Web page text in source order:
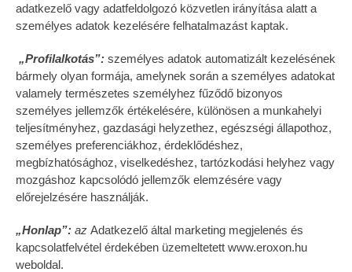
adatkezelő vagy adatfeldolgozó közvetlen irányítása alatt a
személyes adatok kezelésére felhatalmazást kaptak.
„Profilalkotás”: személyes adatok automatizált kezelésének
bármely olyan formája, amelynek során a személyes adatokat
valamely természetes személyhez fűződő bizonyos
személyes jellemzők értékelésére, különösen a munkahelyi
teljesítményhez, gazdasági helyzethez, egészségi állapothoz,
személyes preferenciákhoz, érdeklődéshez,
megbízhatósághoz, viselkedéshez, tartózkodási helyhez vagy
mozgáshoz kapcsolódó jellemzők elemzésére vagy
előrejelzésére használják.
„Honlap”: az Adatkezelő által marketing megjelenés és
kapcsolatfelvétel érdekében üzemeltetett www.eroxon.hu
weboldal.